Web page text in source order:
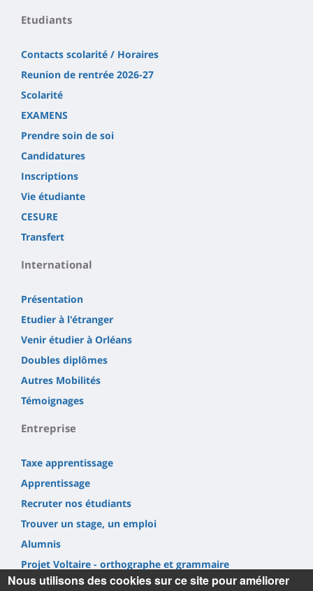
Etudiants
Contacts scolarité / Horaires
Reunion de rentrée 2026-27
Scolarité
EXAMENS
Prendre soin de soi
Candidatures
Inscriptions
Vie étudiante
CESURE
Transfert
International
Présentation
Etudier à l'étranger
Venir étudier à Orléans
Doubles diplômes
Autres Mobilités
Témoignages
Entreprise
Taxe apprentissage
Apprentissage
Recruter nos étudiants
Trouver un stage, un emploi
Alumnis
Projet Voltaire - orthographe et grammaire
Nous utilisons des cookies sur ce site pour améliorer